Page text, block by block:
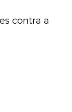
contra a